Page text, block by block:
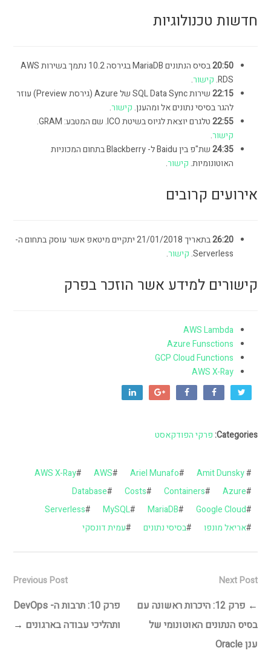
חדשות טכנולוגיות
20:50
בסיס הנתונים MariaDB בגירסה 10.2 נתמך בשירות AWS
RDS. קישור.
22:15
שירות SQL Data Sync של Azure (גירסת Preview) עוזר
להגר בסיסי נתונים אל ומהענן. קישור.
22:55טלגרם יוצאת לגיוס בשיטת ICO. שם המטבע: GRAM.
קישור.
24:35
שת"פ בין Baidu ל- Blackberry בתחום המכוניות
האוטונומיות. קישור.
אירועים קרובים
26:20
בתאריך 21/01/2018 יתקיים מיטאפ אשר עוסק בתחום ה-
Serverless. קישור.
קישורים למידע אשר הוזכר בפרק
AWS Lambda
Azure Funsctions
GCP Cloud Functions
AWS X-Ray
Categories: פרקי הפודקאסט
#
Amit Dunsky
#
Ariel Munafo
#
AWS
#
AWS X-Ray
#
Azure
#
Containers
#
Costs
#
Database
#
Google Cloud
#
MariaDB
#
MySQL
#
Serverless
#אריאל מונפו #בסיסי נתונים #עמית דונסקי
Previous Post
פרק 10: תרבות ה- DevOps
ותהליכי עבודה בארגונים →
Next Post
←
פרק 12: היכרות ראשונה עם
בסיס הנתונים האוטונומי של
ענן Oracle